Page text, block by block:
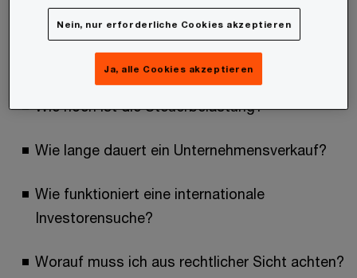
häufig folgende Fragen:
Welchen Kaufpreis kann ich erwarten?
Wie hoch ist die Steuerbelastung?
Wie lange dauert ein Unternehmensverkauf?
Wie funktioniert eine internationale
Investorensuche?
Worauf muss ich aus rechtlicher Sicht achten?
Nein, nur erforderliche Cookies akzeptieren
Ja, alle Cookies akzeptieren